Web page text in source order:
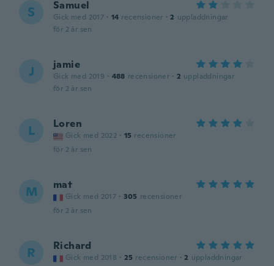
S Samuel
Gick med 2017 · 14 recensioner · 2 uppladdningar
för 2 år sen
J jamie
Gick med 2019 · 488 recensioner · 2 uppladdningar
för 2 år sen
L Loren
Gick med 2022 · 15 recensioner
för 2 år sen
M mat
Gick med 2017 · 305 recensioner
för 2 år sen
R Richard
Gick med 2018 · 25 recensioner · 2 uppladdningar